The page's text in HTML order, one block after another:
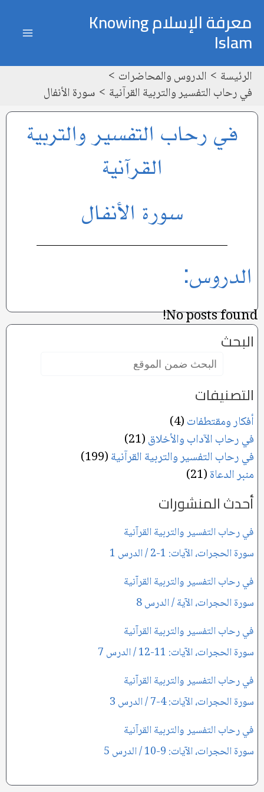
إلى
المحتوى
معرفة الإسلام Knowing
Islam
الرئيسة
الدروس والمحاضرات
في رحاب التفسير والتربية القرآنية
سورة الأنفال
في رحاب التفسير والتربية
القرآنية
سورة الأنفال
الدروس:
No posts found!
البحث
التصنيفات
أفكار ومقتطفات(4)
في رحاب الآداب والأخلاق(21)
في رحاب التفسير والتربية القرآنية(199)
منبر الدعاة(21)
أحدث المنشورات
في رحاب التفسير والتربية القرآنية
سورة الحجرات، الآيات: 1-2 / الدرس 1
في رحاب التفسير والتربية القرآنية
سورة الحجرات، الآية / الدرس 8
في رحاب التفسير والتربية القرآنية
سورة الحجرات، الآيات: 11-12 / الدرس 7
في رحاب التفسير والتربية القرآنية
سورة الحجرات، الآيات: 4-7 / الدرس 3
في رحاب التفسير والتربية القرآنية
سورة الحجرات، الآيات: 9-10 / الدرس 5